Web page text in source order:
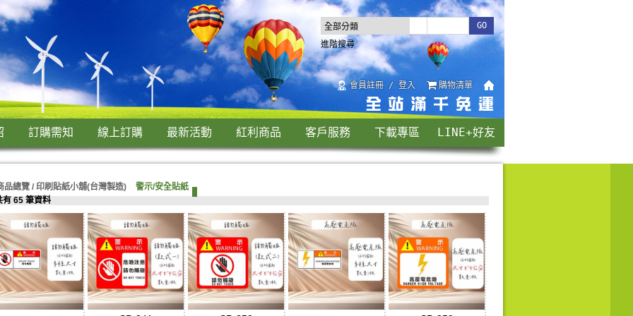
會員註冊 / 登入 購物清單
進階搜尋
訂購需知 線上訂購 最新活動 紅利商品 客戶服務 下載專區 LINE+好友
品總覽 / 印刷貼紙小舖(台灣製造)
警示/安全貼紙
有 65 筆資料